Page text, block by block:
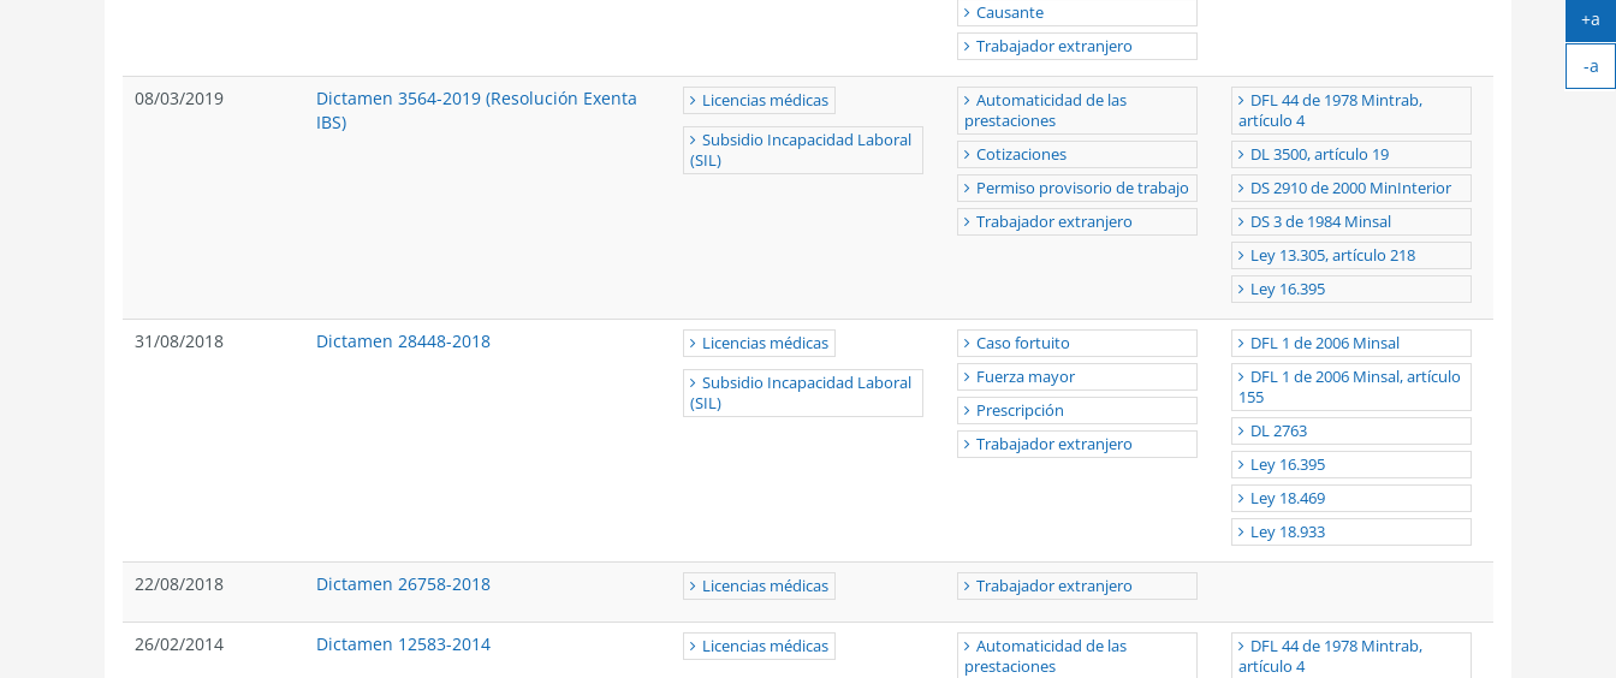
Causante
Trabajador extranjero
08/03/2019
Dictamen 3564-2019 (Resolución Exenta
IBS)
Licencias médicas
Subsidio Incapacidad Laboral
(SIL)
Automaticidad de las
prestaciones
Cotizaciones
Permiso provisorio de trabajo
Trabajador extranjero
DFL 44 de 1978 Mintrab,
artículo 4
DL 3500, artículo 19
DS 2910 de 2000 MinInterior
DS 3 de 1984 Minsal
Ley 13.305, artículo 218
Ley 16.395
31/08/2018 Dictamen 28448-2018
Licencias médicas
Subsidio Incapacidad Laboral
(SIL)
Caso fortuito
Fuerza mayor
Prescripción
Trabajador extranjero
DFL 1 de 2006 Minsal
DFL 1 de 2006 Minsal, artículo
155
DL 2763
Ley 16.395
Ley 18.469
Ley 18.933
22/08/2018 Dictamen 26758-2018 Licencias médicas Trabajador extranjero
26/02/2014 Dictamen 12583-2014 Licencias médicas
Automaticidad de las
prestaciones
DFL 44 de 1978 Mintrab,
artículo 4
+a
-a